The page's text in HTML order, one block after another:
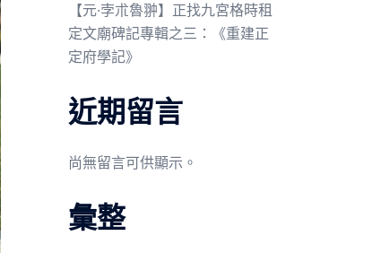
【元·孛朮魯翀】正找九宮格時租
定文廟碑記專輯之三：《重建正
定府學記》
近期留言
尚無留言可供顯示。
彙整